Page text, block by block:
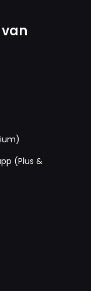
een man, geef m
maar aan te
(Plus &